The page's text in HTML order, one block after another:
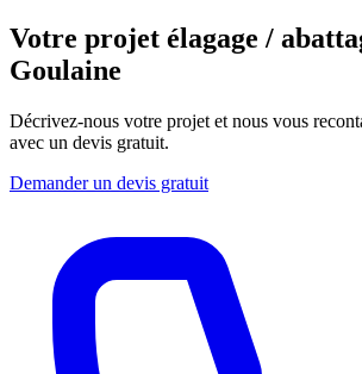
Votre projet élagage /
Goulaine
Décrivez-nous votre projet et nous vous
avec un devis gratuit.
Demander un devis gratuit